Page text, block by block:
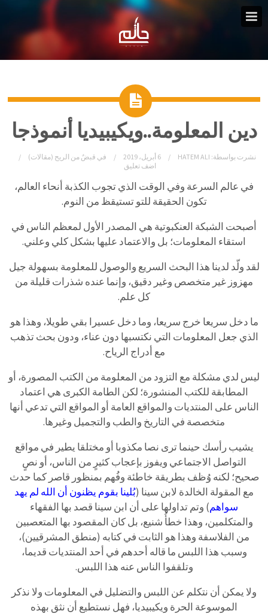
دين المعلومة..ويكيبيديا أنموذجا
نشرت بواسطة: HATEM ALI 6 أبريل، 2019 في قبضٌ من الريح (مقالات)
اضف تعليق
في عالم السرعة وفي الوقت الذي تجوب الكذبة أنحاء العالم،
تكون الحقيقة للتو تستيقظ من النوم.
أصبحت الشبكة العنكبوتية هي المصدر الأول لمعظم الناس في
استقاء المعلومات؛ بل والاعتماد عليها بشكل كلي وعلني.
لقد ولّد لدينا هذا البحث السريع والوصول للمعلومة بسهولة جيل
مهزوز غير متخصص وغير دقيق، وإنما عنده شذرات قليلة من
كل علم.
ما دخل سريعا خرج سريعا، وما دخل عسيرا بقي طويلا، وهذا هو
الذي جعل المعلومات التي نكتسبها دون عناء، ودون بحث تذهب
مع أدراج الرياح.
ليس لدي مشكلة مع التزود من المعلومة من الكتب المصورة، أو
المطابقة للكتب المنشورة؛ لكن الطامة الكبرى هي اعتماد
الناس على المنتديات والمواقع العامة أو المواقع التي تدعي أنها
متخصصة في التاريخ والطب والتجميل وغيرها.
يشيب رأسك حينما ترى نصا مكذوبا أو مختلقا يطير في مواقع
التواصل الاجتماعي ويفوز بإعجاب كثيرٍ من الناس، أو نصٍ
صحيح؛ لكنه وُظف بطريقة خاطئة وفُهم بمنظور قاصر كما حدث
مع المقولة الخالدة لابن سينا (بُلينا بقوم يظنون أن الله لم يهد
سواهم) وتم تداولها على أن ابن سينا قصد بها الفقهاء
والمتكلمين، وهذا خطأُ شنيع، بل كان المقصود بها المتعصبين
من الفلاسفة وهذا هو الثابت في كتابه (منطق المشرقيين)،
وسبب هذا اللبس ما قاله أحدهم في أحد المنتديات قديما،
وتلقفوا الناس عنه هذا اللبس.
ولا يمكن أن نتكلم عن اللبس والتضليل في المعلومات ولا نذكر
الموسوعة الحرة ويكيبيديا، فهل نستطيع أن نثق بهذه